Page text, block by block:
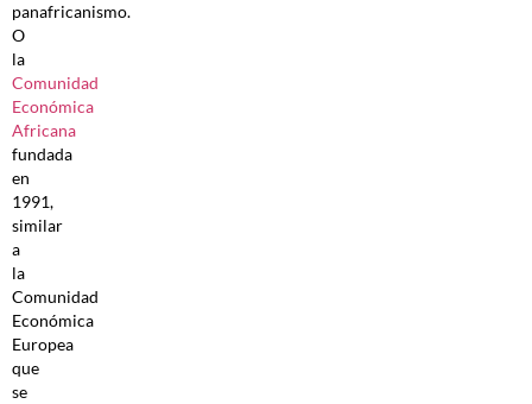
panafricanismo.
O
la
Comunidad
Económica
Africana
fundada
en
1991,
similar
a
la
Comunidad
Económica
Europea
que
se